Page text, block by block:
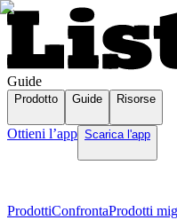
Guide
Prodotto Guide Risorse
Ottieni l’app Scarica l'app
ProdottiConfrontaProdotti